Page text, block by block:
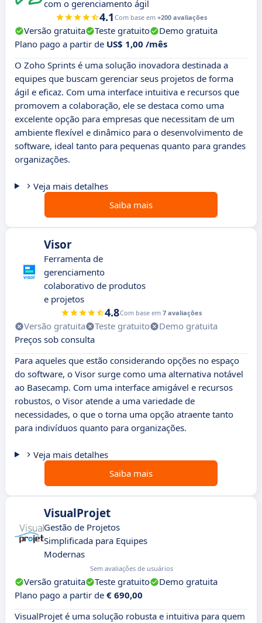
com o gerenciamento ágil
4.1 Com base em +200 avaliações
Versão gratuita Teste gratuito
Demo gratuita
Plano pago a partir de US$ 1,00 /mês
O Zoho Sprints é uma solução inovadora destinada a
equipes que buscam gerenciar seus projetos de forma
ágil e eficaz. Com uma interface intuitiva e recursos que
promovem a colaboração, ele se destaca como uma
excelente opção para empresas que necessitam de um
ambiente flexível e dinâmico para o desenvolvimento de
software, ideal tanto para pequenas quanto para grandes
organizações.
Veja mais detalhes
Saiba mais
Visor
Ferramenta de
gerenciamento
colaborativo de produtos
e projetos
4.8Com base em 7 avaliações
Versão gratuita Teste gratuito
Demo gratuita
Preços sob consulta
Para aqueles que estão considerando opções no espaço
do software, o Visor surge como uma alternativa notável
ao Basecamp. Com uma interface amigável e recursos
robustos, o Visor atende a uma variedade de
necessidades, o que o torna uma opção atraente tanto
para indivíduos quanto para organizações.
Veja mais detalhes
Saiba mais
VisualProjet
Gestão de Projetos
Simplificada para Equipes
Modernas
Sem avaliações de usuários
Versão gratuita Teste gratuito
Demo gratuita
Plano pago a partir de € 690,00
VisualProjet é uma solução robusta e intuitiva para quem